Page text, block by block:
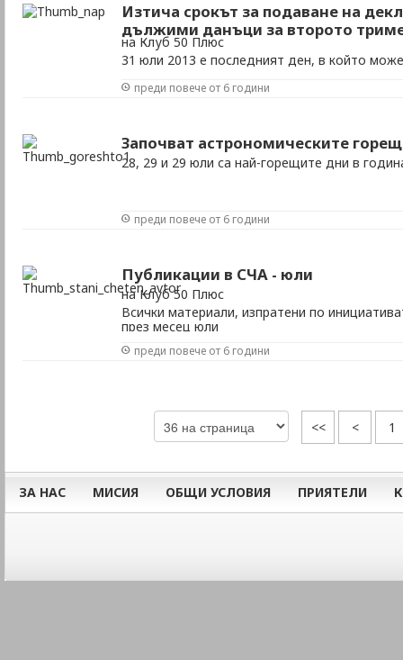
Изтича срокът за подаване на
дължими данъци за второто
на Клуб 50 Плюс
31 юли 2013 е последният ден, в който
преди повече от 6 години
Започват астрономическите
28, 29 и 29 юли са най-горещите дни в
преди повече от 6 години
Публикации в СЧА - юли
на Клуб 50 Плюс
Всички материали, изпратени по
през месец юли
преди повече от 6 години
<< < 1
ЗА НАС МИСИЯ ОБЩИ УСЛОВИЯ ПРИЯТЕЛИ